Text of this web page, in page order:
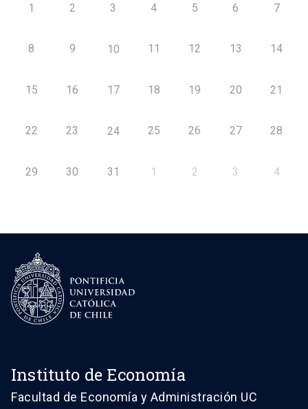
1 2 3 4 5 6 7
8 9 10 11 12 13 14
15 16 17 18 19 20 21
22 23 24 25 26 27 28
29 30 31 1 2 3 4
Instituto de Economía
Facultad de Economía y Administración UC